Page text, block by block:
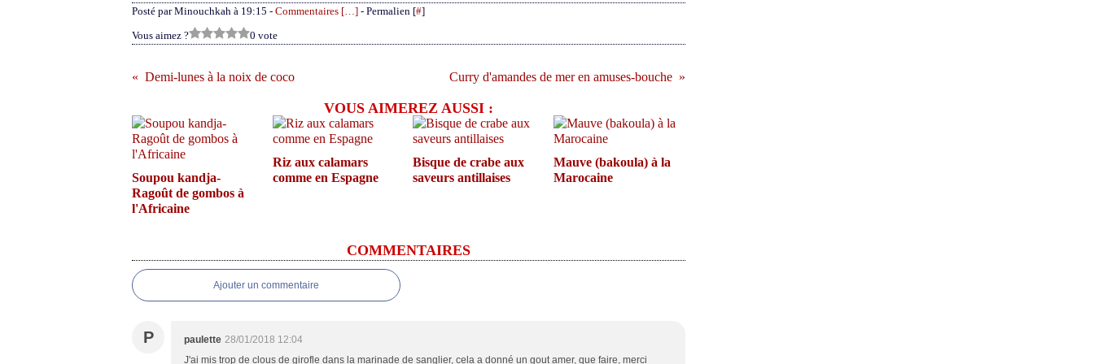
Posté par Minouchkah à 19:15 - Commentaires […] - Permalien [#]
Vous aimez ?
0 vote
Demi-lunes à la noix de coco Curry d'amandes de mer en amuses-bouche
VOUS AIMEREZ AUSSI :
Soupou kandja-
Ragoût de gombos à
l'Africaine
Riz aux calamars
comme en Espagne
Bisque de crabe aux
saveurs antillaises
Mauve (bakoula) à la
Marocaine
COMMENTAIRES
Ajouter un commentaire
P paulette 28/01/2018 12:04
J'ai mis trop de clous de girofle dans la marinade de sanglier, cela a donné un gout amer, que faire, merci